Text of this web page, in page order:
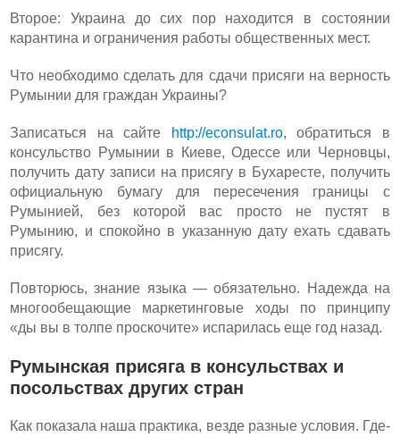
Второе: Украина до сих пор находится в состоянии
карантина и ограничения работы общественных мест.
Что необходимо сделать для сдачи присяги на верность
Румынии для граждан Украины?
Записаться на сайте http://econsulat.ro, обратиться в
консульство Румынии в Киеве, Одессе или Черновцы,
получить дату записи на присягу в Бухаресте, получить
официальную бумагу для пересечения границы с
Румынией, без которой вас просто не пустят в
Румынию, и спокойно в указанную дату ехать сдавать
присягу.
Повторюсь, знание языка — обязательно. Надежда на
многообещающие маркетинговые ходы по принципу
«ды вы в толпе проскочите» испарилась еще год назад.
Румынская присяга в консульствах и
посольствах других стран
Как показала наша практика, везде разные условия. Где-